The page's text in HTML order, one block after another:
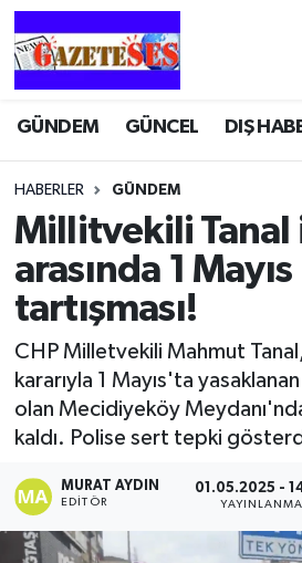
GÜNDEM GÜNCEL DIŞ
HABERLER GÜNDEM
Millitvekili Tanal
arasında 1 Mayıs
tartışması!
CHP Milletvekili Mahmut
kararıyla 1 Mayıs'ta
olan Mecidiyeköy
kaldı. Polise sert tepki
MURAT AYDIN
EDITÖR
01.05.2025 -
YAYINLANMA